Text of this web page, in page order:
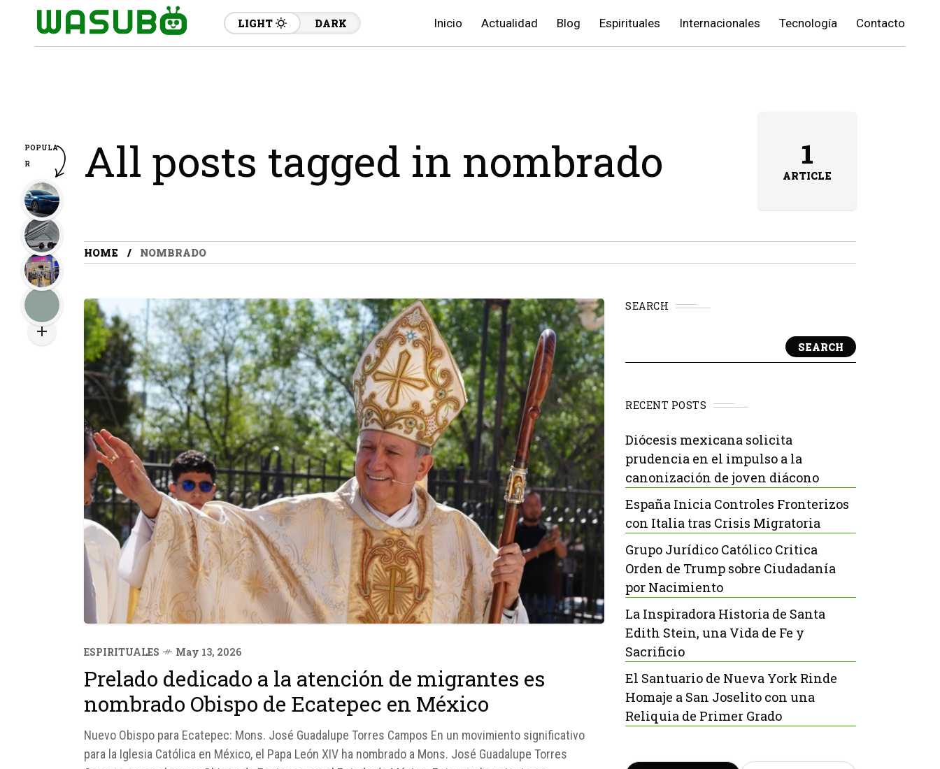
LIGHT DARK Inicio Actualidad Blog Espirituales Internacionales Tecnología Contacto
All posts tagged in nombrado 1
ARTICLE
HOME NOMBRADO
ESPIRITUALES May 13, 2026
Prelado dedicado a la atención de migrantes es
nombrado Obispo de Ecatepec en México
Nuevo Obispo para Ecatepec: Mons. José Guadalupe Torres Campos En un movimiento significativo
para la Iglesia Católica en México, el Papa León XIV ha nombrado a Mons. José Guadalupe Torres
SEARCH
SEARCH
RECENT POSTS
Diócesis mexicana solicita
prudencia en el impulso a la
canonización de joven diácono
España Inicia Controles Fronterizos
con Italia tras Crisis Migratoria
Grupo Jurídico Católico Critica
Orden de Trump sobre Ciudadanía
por Nacimiento
La Inspiradora Historia de Santa
Edith Stein, una Vida de Fe y
Sacrificio
El Santuario de Nueva York Rinde
Homaje a San Joselito con una
Reliquia de Primer Grado
POPULA
R